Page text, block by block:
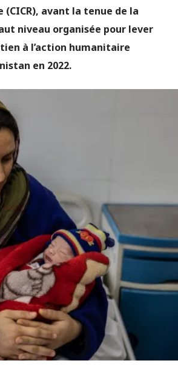
(CICR), avant la tenue de la
niveau organisée pour lever
à l’action humanitaire
en 2022.